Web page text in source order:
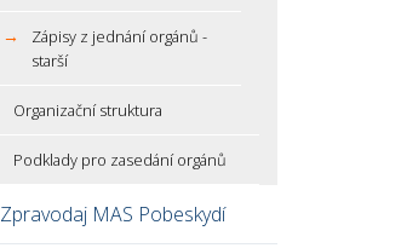
Zápisy z jednání orgánů -
starší
Organizační struktura
Podklady pro zasedání orgánů
Zpravodaj MAS Pobeskydí